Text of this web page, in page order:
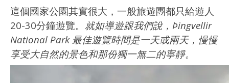
這個國家公園其實很大，一般旅遊團都只給遊人
20-30分鐘遊覽。 就如導遊跟我們說，Þingvellir
National Park 最佳遊覽時間是一天或兩天，慢慢
享受大自然的景色和那份獨一無二的寧靜。